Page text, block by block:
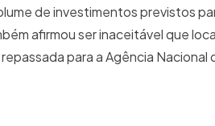
de investimentos previstos
afirmou ser inaceitável que
para a Agência Nacional